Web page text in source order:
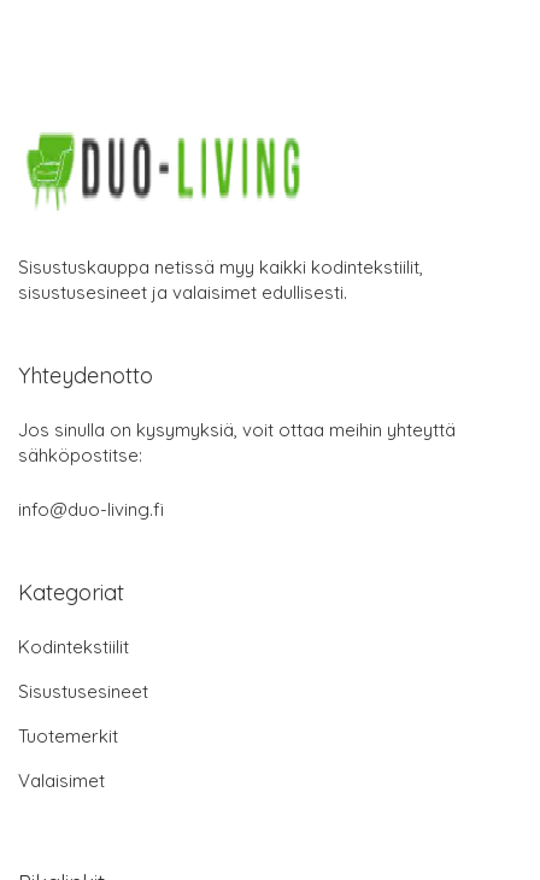
Sisustuskauppa netissä myy kaikki kodintekstiilit,
sisustusesineet ja valaisimet edullisesti.
Yhteydenotto
Jos sinulla on kysymyksiä, voit ottaa meihin yhteyttä
sähköpostitse:
info@duo-living.fi
Kategoriat
Kodintekstiilit
Sisustusesineet
Tuotemerkit
Valaisimet